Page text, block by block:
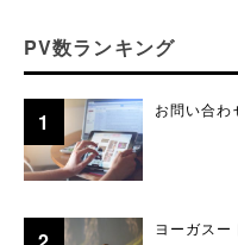
PV数ランキング
お問い合わ
ヨーガスー